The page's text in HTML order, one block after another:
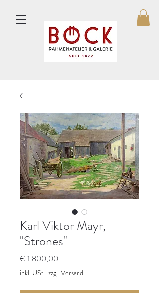
Karl Viktor Mayr,
"Strones"
€ 1.800,00
inkl. USt | zzgl. Versand